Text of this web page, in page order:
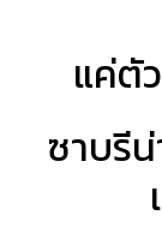
แค่ตั
ซาบรี